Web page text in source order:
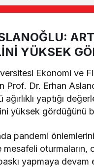
YÜKSEK
Ekonomi ve
Prof. Dr. Erhan
yaptığı
yüksek gördüğünü
pandemi
mesafeli oturmaların,
yapmaya devam